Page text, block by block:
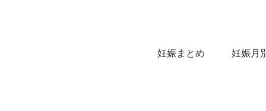
妊娠まとめ 妊娠月